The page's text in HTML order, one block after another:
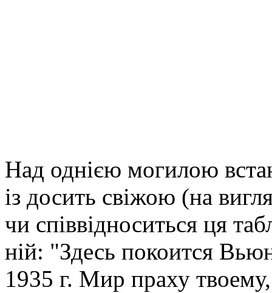
Над однією могилою
із досить свіжою (на
чи співвідноситься ця
ній: "Здесь покоится
1935 г. Мир праху